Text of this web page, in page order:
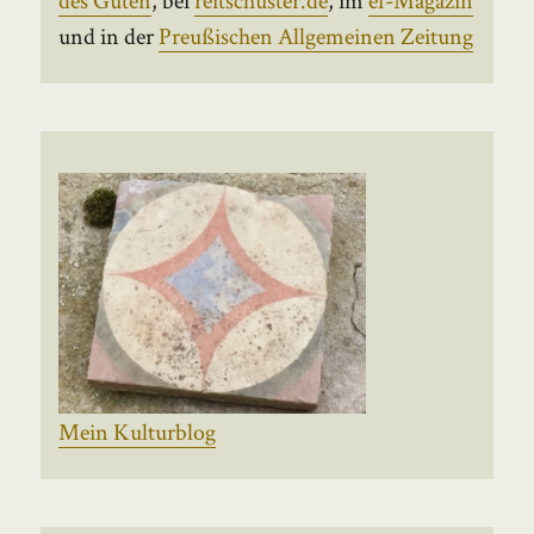
und in derPreußischen Allgemeinen Zeitung
Mein Kulturblog